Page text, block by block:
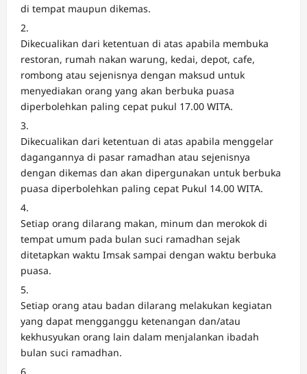
di tempat maupun dikemas.
Dikecualikan dari ketentuan di atas apabila membuka
restoran, rumah nakan warung, kedai, depot, cafe,
rombong atau sejenisnya dengan maksud untuk
menyediakan orang yang akan berbuka puasa
diperbolehkan paling cepat pukul 17.00 WITA.
Dikecualikan dari ketentuan di atas apabila menggelar
dagangannya di pasar ramadhan atau sejenisnya
dengan dikemas dan akan dipergunakan untuk berbuka
puasa diperbolehkan paling cepat Pukul 14.00 WITA.
Setiap orang dilarang makan, minum dan merokok di
tempat umum pada bulan suci ramadhan sejak
ditetapkan waktu Imsak sampai dengan waktu berbuka
puasa.
Setiap orang atau badan dilarang melakukan kegiatan
yang dapat mengganggu ketenangan dan/atau
kekhusyukan orang lain dalam menjalankan ibadah
bulan suci ramadhan.